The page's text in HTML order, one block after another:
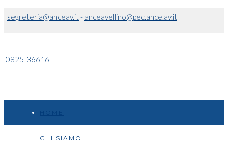
segreteria@anceav.it- anceavellino@pec.ance.av.it
0825-36616
CHI SIAMO